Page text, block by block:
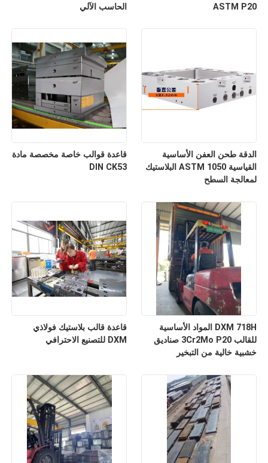
الحاسب الآلي
ASTM P20
قاعدة قوالب خاصة مخصصة مادة
DIN CK53
الدقة طحن العفن الأساسية
القياسية ASTM 1050 البلاستيك
لمعالجة السطح
قاعدة قالب بلاستيك فولاذي
DXM للتصنيع الاحترافي
DXM 718H المواد الأساسية
للقالب 3Cr2Mo P20 صناديق
خشبية خالية من التبخير